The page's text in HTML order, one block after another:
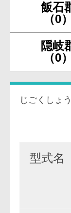
飯石
（0）
隠岐
（0）
じごくしょ
型式名